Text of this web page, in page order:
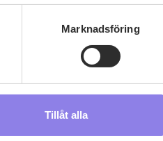
detaljsektionen. Du kan ändra
Marknadsföring
Tillåt alla